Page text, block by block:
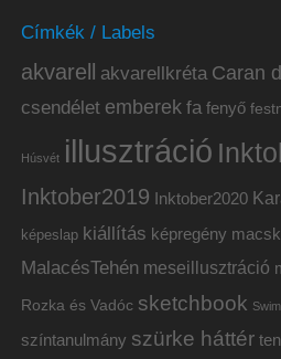
Címkék / Labels
akvarell akvarellkréta Caran
csendélet emberek fa fenyő
Húsvét illusztráció
Inktober2019 Inktober2020
képeslap kiállítás képregény
MalacésTehén meseillusztráció
Rozka és Vadóc sketchbook
színtanulmány szürke háttér